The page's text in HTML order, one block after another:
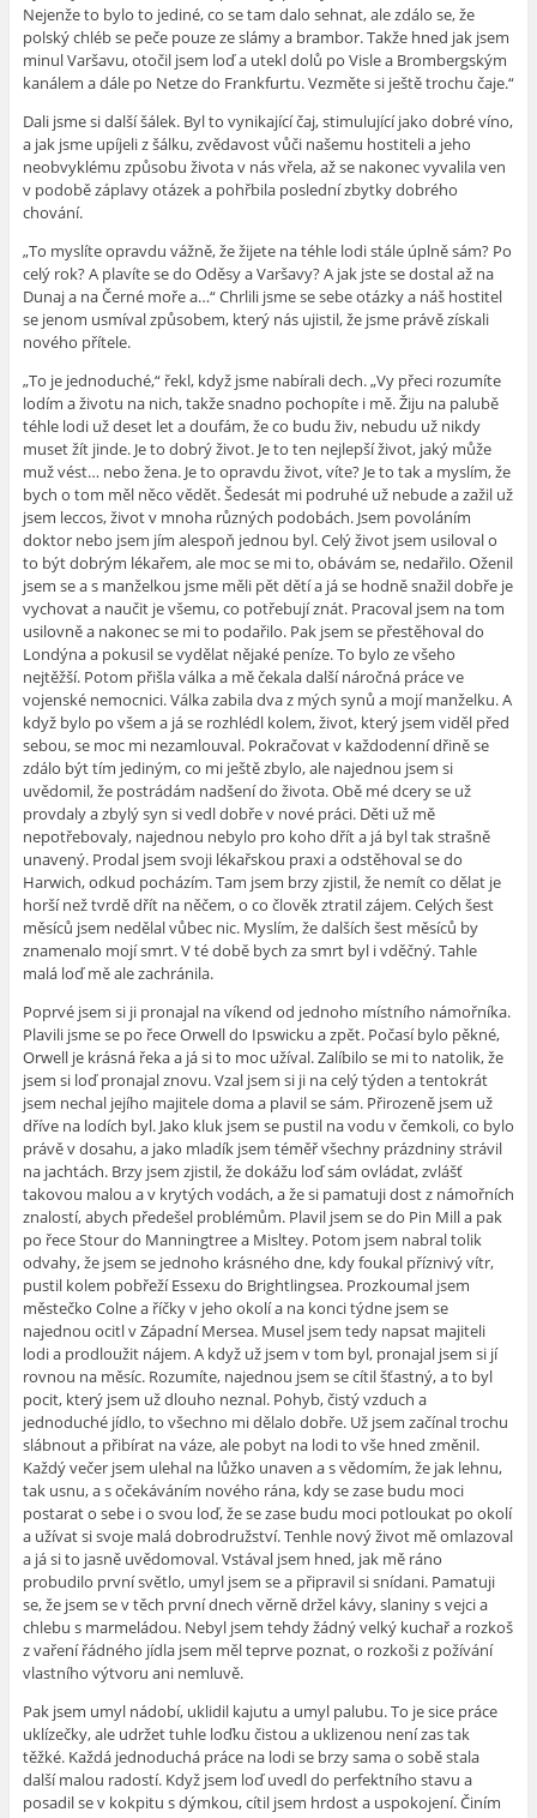
Nejenže to bylo to jediné, co se tam dalo sehnat, ale zdálo se, že
polský chléb se peče pouze ze slámy a brambor. Takže hned jak jsem
minul Varšavu, otočil jsem loď a utekl dolů po Visle a Brombergským
kanálem a dále po Netze do Frankfurtu. Vezměte si ještě trochu čaje.“
Dali jsme si další šálek. Byl to vynikající čaj, stimulující jako dobré víno,
a jak jsme upíjeli z šálku, zvědavost vůči našemu hostiteli a jeho
neobvyklému způsobu života v nás vřela, až se nakonec vyvalila ven
v podobě záplavy otázek a pohřbila poslední zbytky dobrého
chování.
„To myslíte opravdu vážně, že žijete na téhle lodi stále úplně sám? Po
celý rok? A plavíte se do Oděsy a Varšavy? A jak jste se dostal až na
Dunaj a na Černé moře a…“ Chrlili jsme se sebe otázky a náš hostitel
se jenom usmíval způsobem, který nás ujistil, že jsme právě získali
nového přítele.
„To je jednoduché,“ řekl, když jsme nabírali dech. „Vy přeci rozumíte
lodím a životu na nich, takže snadno pochopíte i mě. Žiju na palubě
téhle lodi už deset let a doufám, že co budu živ, nebudu už nikdy
muset žít jinde. Je to dobrý život. Je to ten nejlepší život, jaký může
muž vést… nebo žena. Je to opravdu život, víte? Je to tak a myslím, že
bych o tom měl něco vědět. Šedesát mi podruhé už nebude a zažil už
jsem leccos, život v mnoha různých podobách. Jsem povoláním
doktor nebo jsem jím alespoň jednou byl. Celý život jsem usiloval o
to být dobrým lékařem, ale moc se mi to, obávám se, nedařilo. Oženil
jsem se a s manželkou jsme měli pět dětí a já se hodně snažil dobře je
vychovat a naučit je všemu, co potřebují znát. Pracoval jsem na tom
usilovně a nakonec se mi to podařilo. Pak jsem se přestěhoval do
Londýna a pokusil se vydělat nějaké peníze. To bylo ze všeho
nejtěžší. Potom přišla válka a mě čekala další náročná práce ve
vojenské nemocnici. Válka zabila dva z mých synů a mojí manželku. A
když bylo po všem a já se rozhlédl kolem, život, který jsem viděl před
sebou, se moc mi nezamlouval. Pokračovat v každodenní dřině se
zdálo být tím jediným, co mi ještě zbylo, ale najednou jsem si
uvědomil, že postrádám nadšení do života. Obě mé dcery se už
provdaly a zbylý syn si vedl dobře v nové práci. Děti už mě
nepotřebovaly, najednou nebylo pro koho dřít a já byl tak strašně
unavený. Prodal jsem svoji lékařskou praxi a odstěhoval se do
Harwich, odkud pocházím. Tam jsem brzy zjistil, že nemít co dělat je
horší než tvrdě dřít na něčem, o co člověk ztratil zájem. Celých šest
měsíců jsem nedělal vůbec nic. Myslím, že dalších šest měsíců by
znamenalo mojí smrt. V té době bych za smrt byl i vděčný. Tahle
malá loď mě ale zachránila.
Poprvé jsem si ji pronajal na víkend od jednoho místního námořníka.
Plavili jsme se po řece Orwell do Ipswicku a zpět. Počasí bylo pěkné,
Orwell je krásná řeka a já si to moc užíval. Zalíbilo se mi to natolik, že
jsem si loď pronajal znovu. Vzal jsem si ji na celý týden a tentokrát
jsem nechal jejího majitele doma a plavil se sám. Přirozeně jsem už
dříve na lodích byl. Jako kluk jsem se pustil na vodu v čemkoli, co bylo
právě v dosahu, a jako mladík jsem téměř všechny prázdniny strávil
na jachtách. Brzy jsem zjistil, že dokážu loď sám ovládat, zvlášť
takovou malou a v krytých vodách, a že si pamatuji dost z námořních
znalostí, abych předešel problémům. Plavil jsem se do Pin Mill a pak
po řece Stour do Manningtree a Misltey. Potom jsem nabral tolik
odvahy, že jsem se jednoho krásného dne, kdy foukal příznivý vítr,
pustil kolem pobřeží Essexu do Brightlingsea. Prozkoumal jsem
městečko Colne a říčky v jeho okolí a na konci týdne jsem se
najednou ocitl v Západní Mersea. Musel jsem tedy napsat majiteli
lodi a prodloužit nájem. A když už jsem v tom byl, pronajal jsem si jí
rovnou na měsíc. Rozumíte, najednou jsem se cítil šťastný, a to byl
pocit, který jsem už dlouho neznal. Pohyb, čistý vzduch a
jednoduché jídlo, to všechno mi dělalo dobře. Už jsem začínal trochu
slábnout a přibírat na váze, ale pobyt na lodi to vše hned změnil.
Každý večer jsem ulehal na lůžko unaven a s vědomím, že jak lehnu,
tak usnu, a s očekáváním nového rána, kdy se zase budu moci
postarat o sebe i o svou loď, že se zase budu moci potloukat po okolí
a užívat si svoje malá dobrodružství. Tenhle nový život mě omlazoval
a já si to jasně uvědomoval. Vstával jsem hned, jak mě ráno
probudilo první světlo, umyl jsem se a připravil si snídani. Pamatuji
se, že jsem se v těch první dnech věrně držel kávy, slaniny s vejci a
chlebu s marmeládou. Nebyl jsem tehdy žádný velký kuchař a rozkoš
z vaření řádného jídla jsem měl teprve poznat, o rozkoši z požívání
vlastního výtvoru ani nemluvě.
Pak jsem umyl nádobí, uklidil kajutu a umyl palubu. To je sice práce
uklízečky, ale udržet tuhle loďku čistou a uklizenou není zas tak
těžké. Každá jednoduchá práce na lodi se brzy sama o sobě stala
další malou radostí. Když jsem loď uvedl do perfektního stavu a
posadil se v kokpitu s dýmkou, cítil jsem hrdost a uspokojení. Činím